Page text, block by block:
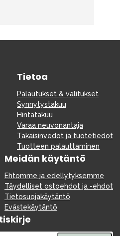
Tietoa
Palautukset & valitukset
Synnytystakuu
Hintatakuu
Varaa neuvonantaja
Takaisinvedot ja tuotetiedot
Tuotteen palauttaminen
Meidän käytäntö
Ehtomme ja edellytyksemme
Täydelliset ostoehdot ja -ehdot
Tietosuojakäytäntö
Evästekäytäntö